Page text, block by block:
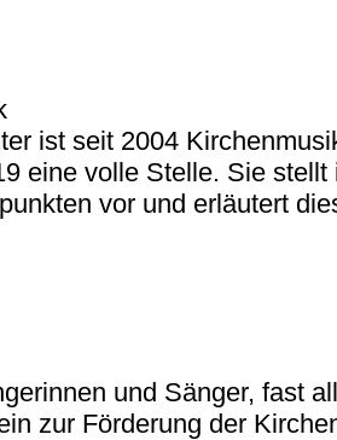
ist seit 2004
eine volle Stelle. Sie
vor und erläutert
und Sänger, fast
zur Förderung der